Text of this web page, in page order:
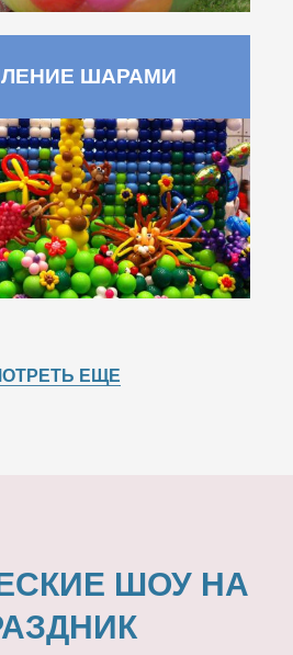
ШАРАМИ
ЕЩЕ
ШОУ НА